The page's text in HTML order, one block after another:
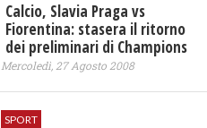
Calcio, Slavia Praga vs
Fiorentina: stasera il ritorno
dei preliminari di Champions
Mercoledì, 27 Agosto 2008
SPORT